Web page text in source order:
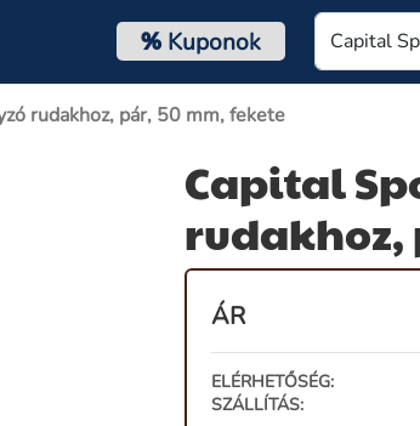
%Kuponok
rudakhoz, pár, 50 mm, fekete
Capital
rudakhoz,
ÁR
ELÉRHETŐSÉG:
SZÁLLÍTÁS: